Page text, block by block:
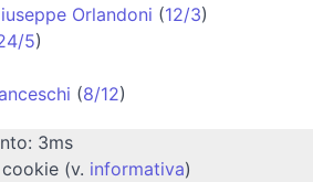
Orlandoni (12/3)
5)
(8/12)
3ms
(v. informativa)